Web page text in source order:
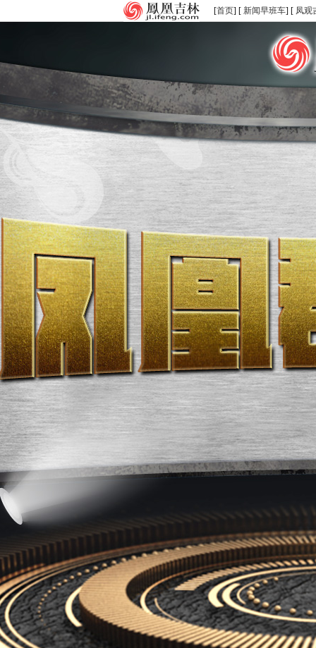
[首页] [ 新闻早班车] [ 凤观